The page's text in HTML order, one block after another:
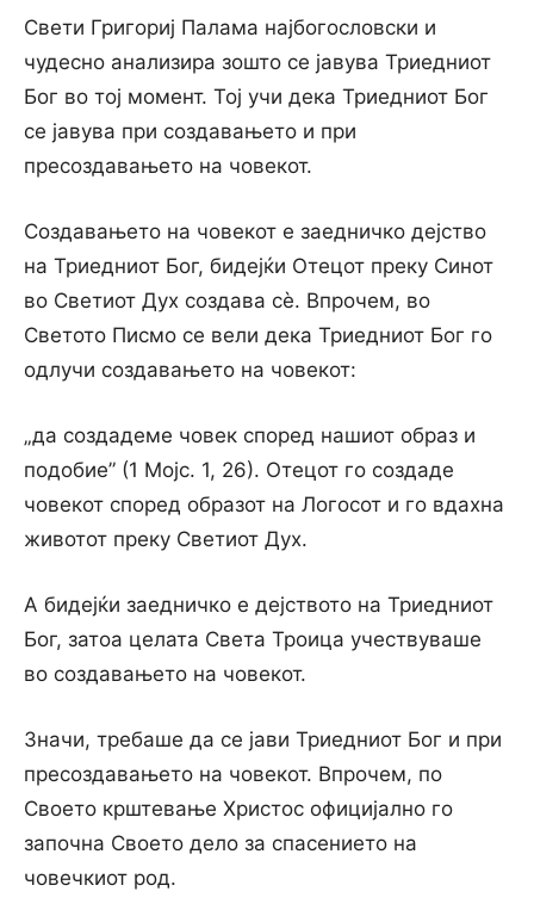
Свети Григориј Палама најбогословски и
чудесно анализира зошто се јавува Триедниот
Бог во тој момент. Тој учи дека Триедниот Бог
се јавува при создавањето и при
пресоздавањето на човекот.
Создавањето на човекот е заедничко дејство
на Триедниот Бог, бидејќи Отецот преку Синот
во Светиот Дух создава сè. Впрочем, во
Светото Писмо се вели дека Триедниот Бог го
одлучи создавањето на човекот:
„да создадеме човек според нашиот образ и
подобие” (1 Мојс. 1, 26). Отецот го создаде
човекот според образот на Логосот и го вдахна
животот преку Светиот Дух.
А бидејќи заедничко е дејството на Триедниот
Бог, затоа целата Света Троица учествуваше
во создавањето на човекот.
Значи, требаше да се јави Триедниот Бог и при
пресоздавањето на човекот. Впрочем, по
Своето крштевање Христос официјално го
започна Своето дело за спасението на
човечкиот род.